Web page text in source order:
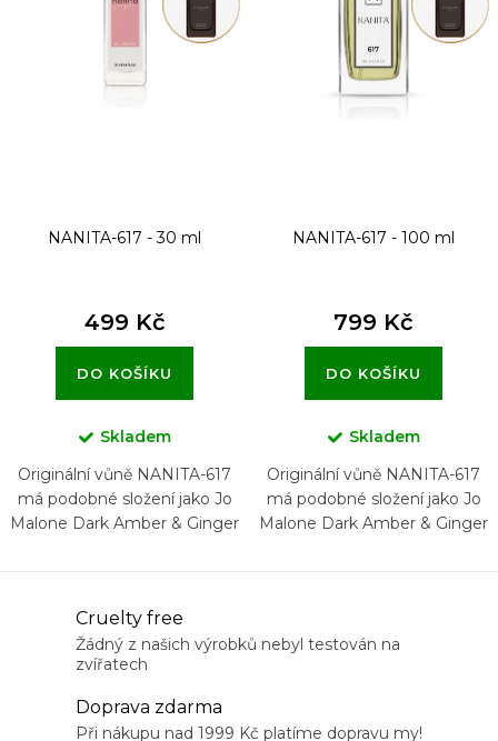
NANITA-617 - 30 ml
499 Kč
DO KOŠÍKU
Skladem
Originální vůně NANITA-617
má podobné složení jako Jo
Malone Dark Amber & Ginger
NANITA-617 - 100 ml
799 Kč
DO KOŠÍKU
Skladem
Originální vůně NANITA-617
má podobné složení jako Jo
Malone Dark Amber & Ginger
Cruelty free
Žádný z našich výrobků nebyl testován na
zvířatech
Doprava zdarma
Při nákupu nad 1999 Kč platíme dopravu my!